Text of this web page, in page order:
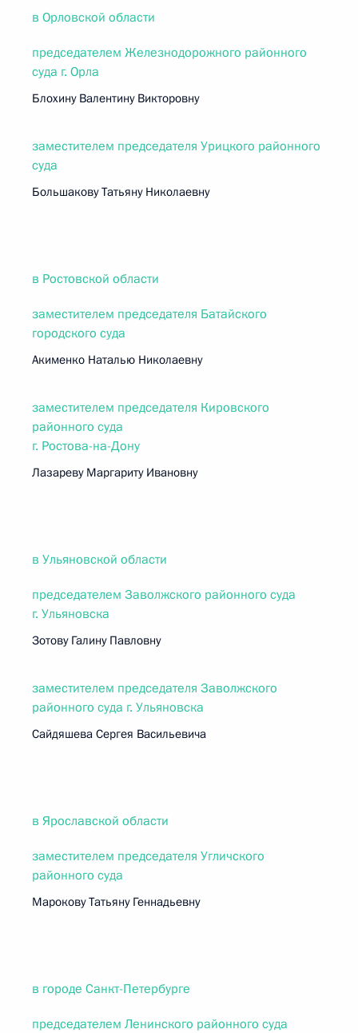
в Орловской области
председателем Железнодорожного районного
суда г. Орла
Блохину Валентину Викторовну
заместителем председателя Урицкого районного
суда
Большакову Татьяну Николаевну
в Ростовской области
заместителем председателя Батайского
городского суда
Акименко Наталью Николаевну
заместителем председателя Кировского
районного суда
г. Ростова-на-Дону
Лазареву Маргариту Ивановну
в Ульяновской области
председателем Заволжского районного суда
г. Ульяновска
Зотову Галину Павловну
заместителем председателя Заволжского
районного суда г. Ульяновска
Сайдяшева Сергея Васильевича
в Ярославской области
заместителем председателя Угличского
районного суда
Марокову Татьяну Геннадьевну
в городе Санкт-Петербурге
председателем Ленинского районного суда